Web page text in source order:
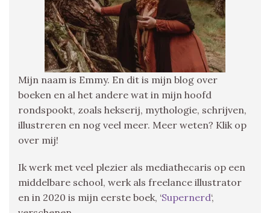
Mijn naam is Emmy. En dit is mijn blog over
boeken en al het andere wat in mijn hoofd
rondspookt, zoals hekserij, mythologie, schrijven,
illustreren en nog veel meer. Meer weten? Klik op
over mij!
Ik werk met veel plezier als mediathecaris op een
middelbare school, werk als freelance illustrator
en in 2020 is mijn eerste boek, ‘Supernerd‘,